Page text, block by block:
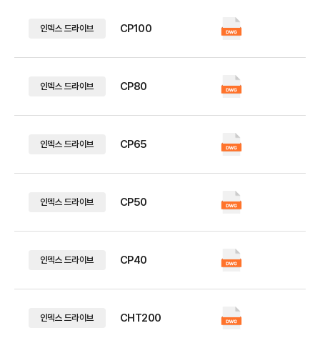
인덱스 드라이브 CP100
인덱스 드라이브 CP80
인덱스 드라이브 CP65
인덱스 드라이브 CP50
인덱스 드라이브 CP40
인덱스 드라이브 CHT200